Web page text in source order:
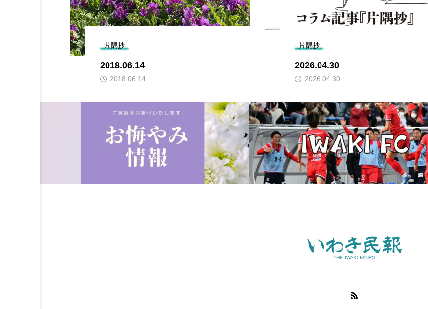
片隅抄
2018.06.14
2018.06.14
片隅抄
2026.04.30
2026.04.30